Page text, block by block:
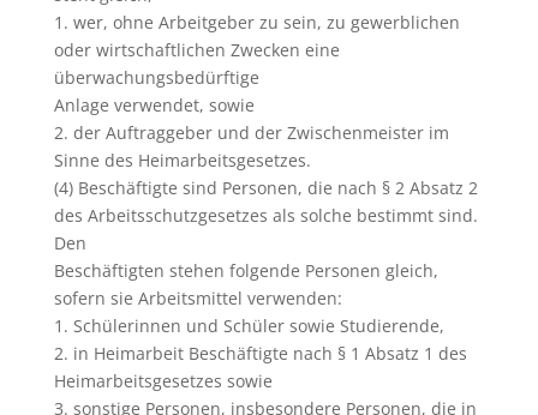
1. wer, ohne Arbeitgeber zu sein, zu gewerblichen
oder wirtschaftlichen Zwecken eine
überwachungsbedürftige
Anlage verwendet, sowie
2. der Auftraggeber und der Zwischenmeister im
Sinne des Heimarbeitsgesetzes.
(4) Beschäftigte sind Personen, die nach § 2 Absatz 2
des Arbeitsschutzgesetzes als solche bestimmt sind.
Den
Beschäftigten stehen folgende Personen gleich,
sofern sie Arbeitsmittel verwenden:
1. Schülerinnen und Schüler sowie Studierende,
2. in Heimarbeit Beschäftigte nach § 1 Absatz 1 des
Heimarbeitsgesetzes sowie
3. sonstige Personen, insbesondere Personen, die in